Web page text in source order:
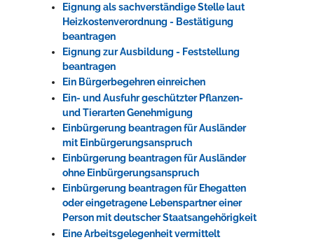
Eignung als sachverständige Stelle laut
Heizkostenverordnung - Bestätigung
beantragen
Eignung zur Ausbildung - Feststellung
beantragen
Ein Bürgerbegehren einreichen
Ein- und Ausfuhr geschützter Pflanzen-
und Tierarten Genehmigung
Einbürgerung beantragen für Ausländer
mit Einbürgerungsanspruch
Einbürgerung beantragen für Ausländer
ohne Einbürgerungsanspruch
Einbürgerung beantragen für Ehegatten
oder eingetragene Lebenspartner einer
Person mit deutscher Staatsangehörigkeit
Eine Arbeitsgelegenheit vermittelt